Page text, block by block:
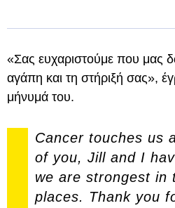
«Σας ευχαριστούμε που μας
αγάπη και τη στήριξή σας»,
μήνυμά του.
Cancer touches us
of you, Jill and I
we are strongest in
places. Thank you